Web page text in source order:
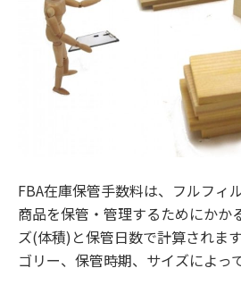
FBA在庫保管手数料は、フルフィ
商品を保管・管理するためにかか
ズ(体積)と保管日数で計算されま
ゴリー、保管時期、サイズによっ